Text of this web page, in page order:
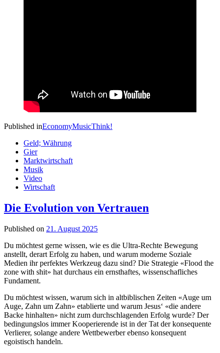
Published inEconomyMusicThink!
Geld; Währung
Gier
Marktwirtschaft
Musik
Video
Wirtschaft
Die Evolution von Vertrauen
Published on 21. August 2025
Du möchtest gerne wissen, wie es die Ultra-Rechte Bewegung
anstellt, derart Erfolg zu haben, und warum moderne Soziale
Medien ihr perfektes Werkzeug dazu sind? Die Strategie «Flood the
zone with shit» hat durchaus ein ernsthaftes, wissenschafliches
Fundament.
Du möchtest wissen, warum sich in altbiblischen Zeiten «Auge um
Auge, Zahn um Zahn» etablierte und warum Jesus‘ «die andere
Backe hinhalten» nicht zum durchschlagenden Erfolg wurde? Der
bedingungslos immer Kooperierende ist in der Tat der konsequente
Verlierer, solange andere Wettbewerber ebenso konsequent
egoistisch handeln.